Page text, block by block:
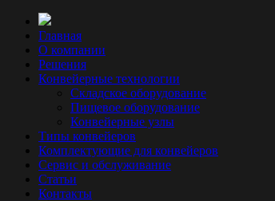
Главная
О компании
Решения
Конвейерные технологии
Складское оборудование
Пищевое оборудование
Конвейерные узлы
Типы конвейеров
Комплектующие для конвейеров
Сервис и обслуживание
Статьи
Контакты